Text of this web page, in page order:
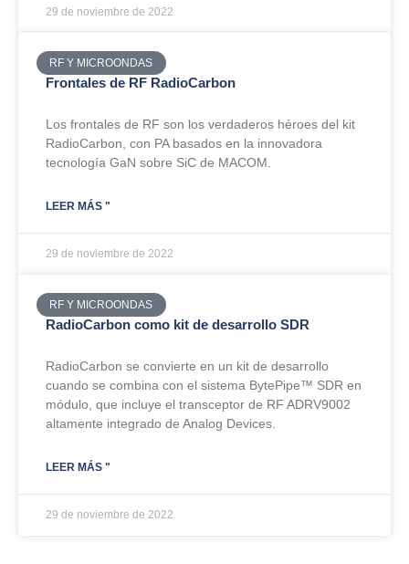
29 de noviembre de 2022
RF Y MICROONDAS
Frontales de RF RadioCarbon
Los frontales de RF son los verdaderos héroes del kit
RadioCarbon, con PA basados en la innovadora
tecnología GaN sobre SiC de MACOM.
LEER MÁS "
29 de noviembre de 2022
RF Y MICROONDAS
RadioCarbon como kit de desarrollo SDR
RadioCarbon se convierte en un kit de desarrollo
cuando se combina con el sistema BytePipe™ SDR en
módulo, que incluye el transceptor de RF ADRV9002
altamente integrado de Analog Devices.
LEER MÁS "
29 de noviembre de 2022